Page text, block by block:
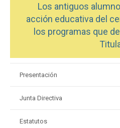
Los antiguos
acción educativa del
los programas que
Presentación
Junta Directiva
Estatutos